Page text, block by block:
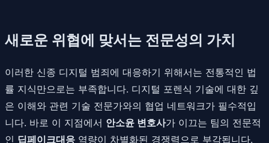
새로운 위협에 맞서는 전문성의 가치
이러한 신종 디지털 범죄에 대응하기 위해서는 전통적인 법
률 지식만으로는 부족합니다. 디지털 포렌식 기술에 대한 깊
은 이해와 관련 기술 전문가와의 협업 네트워크가 필수적입
니다. 바로 이 지점에서 안소윤 변호사가 이끄는 팀의 전문적
인 딥페이크대응 역량이 차별화된 경쟁력으로 부각됩니다.